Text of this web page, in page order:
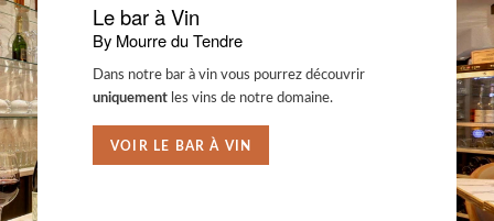
Le bar à Vin
By Mourre du Tendre
Dans notre bar à vin vous pourrez découvrir
uniquement les vins de notre domaine.
VOIR LE BAR À VIN